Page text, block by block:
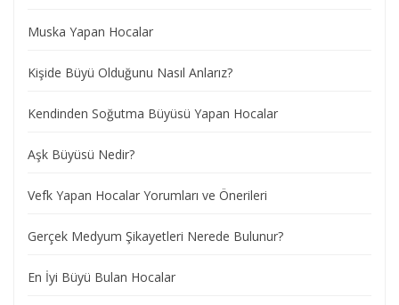
Muska Yapan Hocalar
Kişide Büyü Olduğunu Nasıl Anlarız?
Kendinden Soğutma Büyüsü Yapan Hocalar
Aşk Büyüsü Nedir?
Vefk Yapan Hocalar Yorumları ve Önerileri
Gerçek Medyum Şikayetleri Nerede Bulunur?
En İyi Büyü Bulan Hocalar